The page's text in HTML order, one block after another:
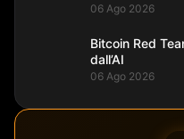
06 Ago 2026
Bitcoin Red
dall’AI
06 Ago 2026